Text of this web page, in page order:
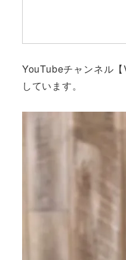
YouTubeチャンネル
しています。